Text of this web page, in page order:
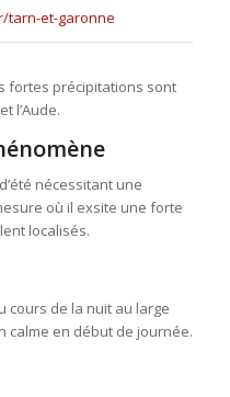
tarn-et-garonne
fortes précipitations sont
l’Aude.
nécessitant une
où il exsite une forte
localisés.
cours de la nuit au large
calme en début de journée.